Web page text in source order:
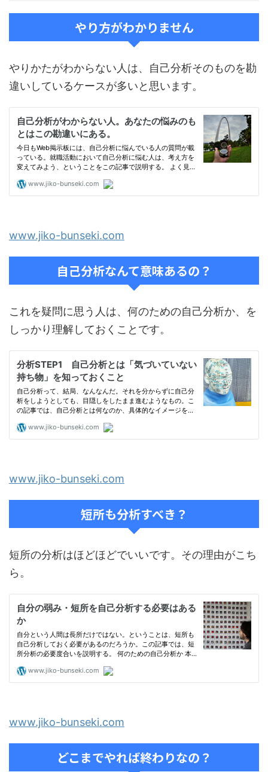
やり方がわかりません
やりかたがわからない人は、自己分析そのものを勘
違いしているケースが多いと思います。
www.jiko-bunseki.com
自己分析なんて意味あるの？
これを疑問に思う人は、何のための自己分析か、を
しっかり理解しておくことです。
www.jiko-bunseki.com
短所も分析すべき？
短所の分析はほどほどでいいです。その理由がこち
ら。
www.jiko-bunseki.com
どこまでやれば終わりなの？